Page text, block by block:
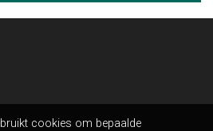
cookies om bepaalde